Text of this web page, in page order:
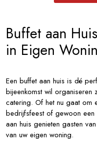
Buffet aan
in Eigen
Een buffet aan huis is dé
bijeenkomst wil
catering. Of het nu gaat om
bedrijfsfeest of gewoon een
aan huis genieten gasten
van uw eigen woning.